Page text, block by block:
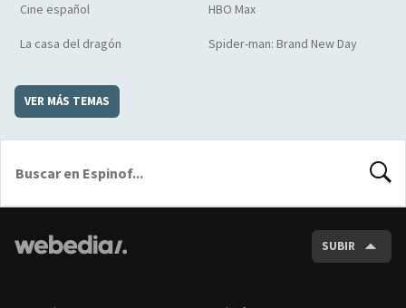
Cine español HBO Max
La casa del dragón Spider-man: Brand New Day
VER MÁS TEMAS
SUBIR